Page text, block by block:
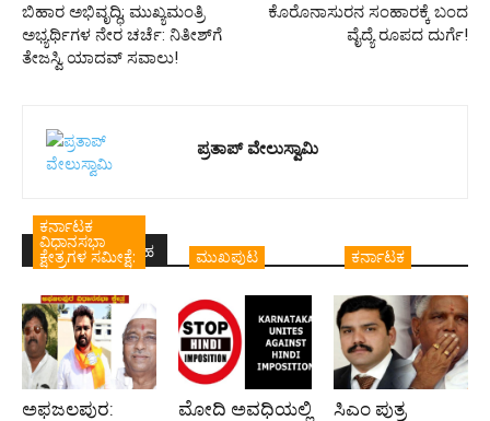
ಬಿಹಾರ ಅಭಿವೃದ್ಧಿ; ಮುಖ್ಯಮಂತ್ರಿ
ಅಭ್ಯರ್ಥಿಗಳ ನೇರ ಚರ್ಚೆ: ನಿತೀಶ್‌ಗೆ
ತೇಜಸ್ವಿ ಯಾದವ್ ಸವಾಲು!
ಕೊರೊನಾಸುರನ ಸಂಹಾರಕ್ಕೆ ಬಂದ
ವೈದ್ಯೆ ರೂಪದ ದುರ್ಗೆ!
ಪ್ರತಾಪ್‌ ವೇಲುಸ್ವಾಮಿ
ಇದೇ ಲೇಖಕರ ಬರಹ
ಕರ್ನಾಟಕ
ವಿಧಾನಸಭಾ
ಕ್ಷೇತ್ರಗಳ ಸಮೀಕ್ಷೆ:
ಅಫಜಲಪುರ:
ಮುಖಪುಟ
ಮೋದಿ ಅವಧಿಯಲ್ಲಿ
ಕರ್ನಾಟಕ
ಸಿಎಂ ಪುತ್ರ